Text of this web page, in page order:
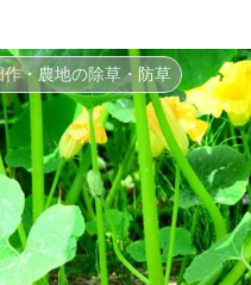
作・農地の除草・防草